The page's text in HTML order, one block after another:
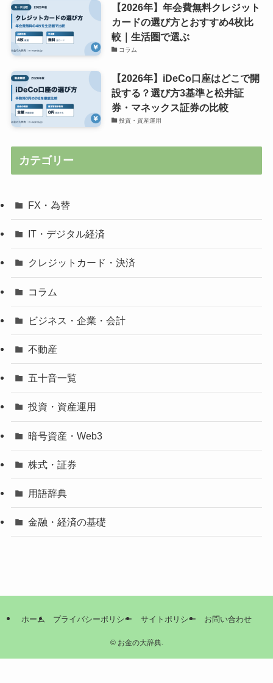
【2026年】年会費無料クレジット
カードの選び方とおすすめ4枚比
較｜生活圏で選ぶ
コラム
【2026年】iDeCo口座はどこで開
設する？選び方3基準と松井証
券・マネックス証券の比較
投資・資産運用
カテゴリー
FX・為替
IT・デジタル経済
クレジットカード・決済
コラム
ビジネス・企業・会計
不動産
五十音一覧
投資・資産運用
暗号資産・Web3
株式・証券
用語辞典
金融・経済の基礎
ホーム プライバシーポリシー サイトポリシー お問い合わせ
©お金の大辞典.